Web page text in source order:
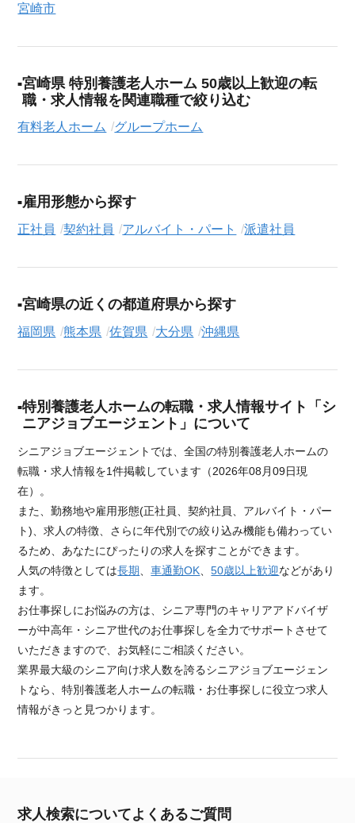
宮崎市
宮崎県 特別養護老人ホーム 50歳以上歓迎の転
職・求人情報を関連職種で絞り込む
有料老人ホーム グループホーム
雇用形態から探す
正社員 契約社員 アルバイト・パート 派遣社員
宮崎県の近くの都道府県から探す
福岡県 熊本県 佐賀県 大分県 沖縄県
特別養護老人ホームの転職・求人情報サイト「シ
ニアジョブエージェント」について
シニアジョブエージェントでは、全国の特別養護老人ホームの
転職・求人情報を1件掲載しています（2026年08月09日現
在）。
また、勤務地や雇用形態(正社員、契約社員、アルバイト・パー
ト)、求人の特徴、さらに年代別での絞り込み機能も備わってい
るため、あなたにぴったりの求人を探すことができます。
人気の特徴としては長期 、車通勤OK 、50歳以上歓迎などがあり
ます。
お仕事探しにお悩みの方は、シニア専門のキャリアアドバイザ
ーが中高年・シニア世代のお仕事探しを全力でサポートさせて
いただきますので、お気軽にご相談ください。
業界最大級のシニア向け求人数を誇るシニアジョブエージェン
トなら、特別養護老人ホームの転職・お仕事探しに役立つ求人
情報がきっと見つかります。
求人検索についてよくあるご質問